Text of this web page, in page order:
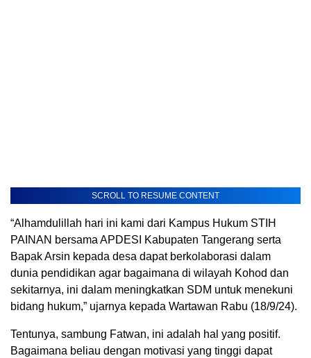
SCROLL TO RESUME CONTENT
“Alhamdulillah hari ini kami dari Kampus Hukum STIH
PAINAN bersama APDESI Kabupaten Tangerang serta
Bapak Arsin kepada desa dapat berkolaborasi dalam
dunia pendidikan agar bagaimana di wilayah Kohod dan
sekitarnya, ini dalam meningkatkan SDM untuk menekuni
bidang hukum,” ujarnya kepada Wartawan Rabu (18/9/24).
Tentunya, sambung Fatwan, ini adalah hal yang positif.
Bagaimana beliau dengan motivasi yang tinggi dapat